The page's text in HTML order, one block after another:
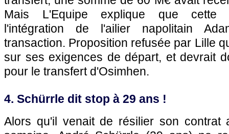
Mais L'Equipe explique que cette
l'intégration de l'ailier napolitain
transaction. Proposition refusée par Lille
sur ses exigences de départ, et devrait
pour le transfert d'Osimhen.
4. Schürrle dit stop à 29 ans !
Alors qu'il venait de résilier son contrat